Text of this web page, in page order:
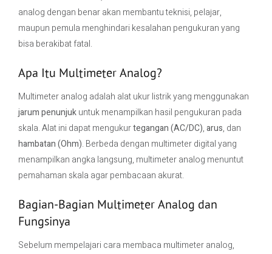
analog dengan benar akan membantu teknisi, pelajar,
maupun pemula menghindari kesalahan pengukuran yang
bisa berakibat fatal.
Apa Itu Multimeter Analog?
Multimeter analog adalah alat ukur listrik yang menggunakan
jarum penunjukuntuk menampilkan hasil pengukuran pada
skala. Alat ini dapat mengukurtegangan (AC/DC),arus, dan
hambatan (Ohm). Berbeda dengan multimeter digital yang
menampilkan angka langsung, multimeter analog menuntut
pemahaman skala agar pembacaan akurat.
Bagian-Bagian Multimeter Analog dan
Fungsinya
Sebelum mempelajari cara membaca multimeter analog,